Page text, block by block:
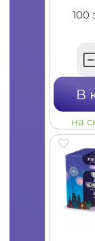
100
В
на